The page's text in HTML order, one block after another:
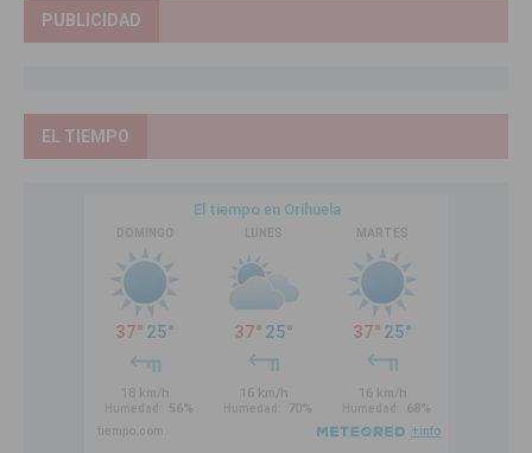
PUBLICIDAD
EL TIEMPO